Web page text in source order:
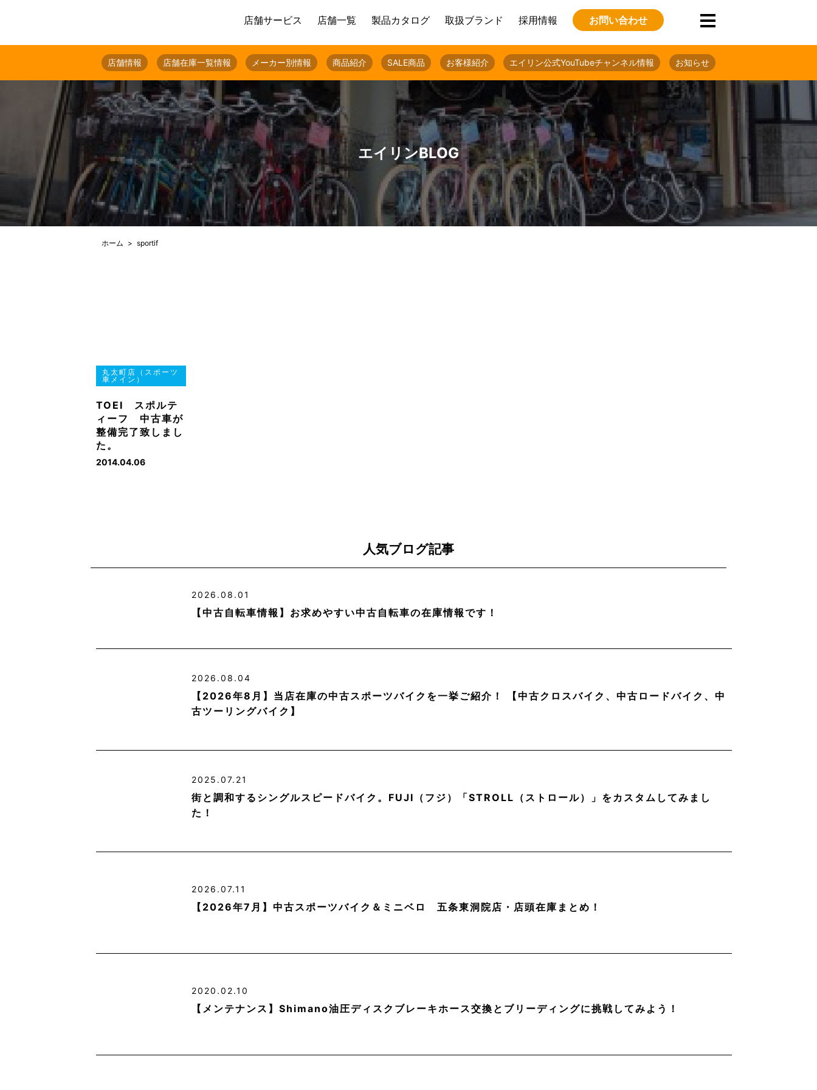
店舗サービス 店舗一覧 製品カタログ 取扱ブランド 採用情報 お問い合わせ
店舗情報 店舗在庫一覧情報 メーカー別情報 商品紹介 SALE商品 お客様紹介 エイリン公式YouTubeチャンネル情報 お知らせ
エイリンBLOG
ホーム sportif
丸太町店（スポーツ
車メイン）
TOEI スポルテ
ィーフ 中古車が
整備完了致しまし
た。
2014.04.06
人気ブログ記事
2026.08.01
【中古自転車情報】お求めやすい中古自転車の在庫情報です！
2026.08.04
【2026年8月】当店在庫の中古スポーツバイクを一挙ご紹介！ 【中古クロスバイク、中古ロードバイク、中
古ツーリングバイク】
2025.07.21
街と調和するシングルスピードバイク。FUJI（フジ）「STROLL（ストロール）」をカスタムしてみまし
た！
2026.07.11
【2026年7月】中古スポーツバイク＆ミニベロ 五条東洞院店・店頭在庫まとめ！
2020.02.10
【メンテナンス】Shimano油圧ディスクブレーキホース交換とブリーディングに挑戦してみよう！